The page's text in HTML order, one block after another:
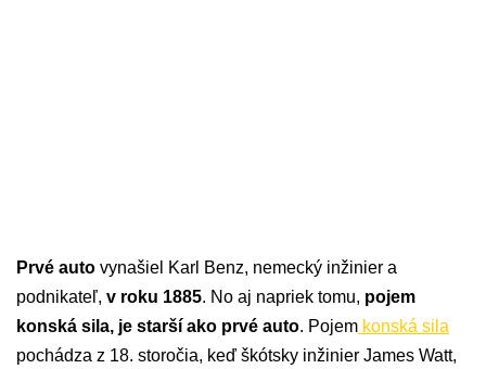
Prvé auto vynašiel Karl Benz, nemecký inžinier a
podnikateľ, v roku 1885. No aj napriek tomu, pojem
konská sila, je starší ako prvé auto. Pojem konská sila
pochádza z 18. storočia, keď škótsky inžinier James Watt,